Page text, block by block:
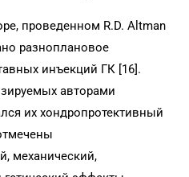
проведенном R.D. Altman
разноплановое
инъекций ГК [16].
авторами
их хондропротективный
механический,